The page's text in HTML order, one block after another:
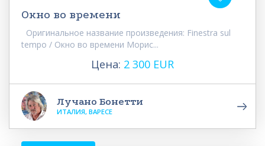
Окно во времени
Оригинальное название произведения: Finestra sul
tempo / Окно во времени Морис...
Цена: 2 300 EUR
Лучано Бонетти
ИТАЛИЯ, ВАРЕСЕ